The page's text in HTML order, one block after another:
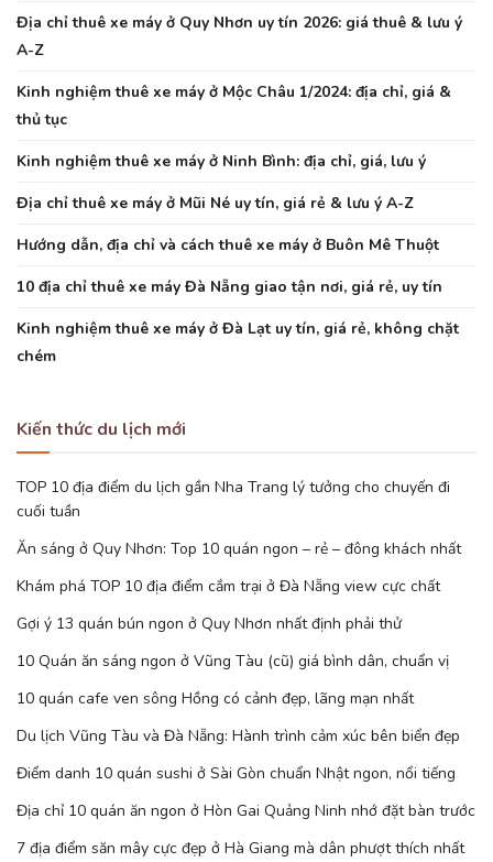
Địa chỉ thuê xe máy ở Quy Nhơn uy tín 2026: giá thuê & lưu ý
A-Z
Kinh nghiệm thuê xe máy ở Mộc Châu 1/2024: địa chỉ, giá &
thủ tục
Kinh nghiệm thuê xe máy ở Ninh Bình: địa chỉ, giá, lưu ý
Địa chỉ thuê xe máy ở Mũi Né uy tín, giá rẻ & lưu ý A-Z
Hướng dẫn, địa chỉ và cách thuê xe máy ở Buôn Mê Thuột
10 địa chỉ thuê xe máy Đà Nẵng giao tận nơi, giá rẻ, uy tín
Kinh nghiệm thuê xe máy ở Đà Lạt uy tín, giá rẻ, không chặt
chém
Kiến thức du lịch mới
TOP 10 địa điểm du lịch gần Nha Trang lý tưởng cho chuyến đi
cuối tuần
Ăn sáng ở Quy Nhơn: Top 10 quán ngon – rẻ – đông khách nhất
Khám phá TOP 10 địa điểm cắm trại ở Đà Nẵng view cực chất
Gợi ý 13 quán bún ngon ở Quy Nhơn nhất định phải thử
10 Quán ăn sáng ngon ở Vũng Tàu (cũ) giá bình dân, chuẩn vị
10 quán cafe ven sông Hồng có cảnh đẹp, lãng mạn nhất
Du lịch Vũng Tàu và Đà Nẵng: Hành trình cảm xúc bên biển đẹp
Điểm danh 10 quán sushi ở Sài Gòn chuẩn Nhật ngon, nổi tiếng
Địa chỉ 10 quán ăn ngon ở Hòn Gai Quảng Ninh nhớ đặt bàn trước
7 địa điểm săn mây cực đẹp ở Hà Giang mà dân phượt thích nhất